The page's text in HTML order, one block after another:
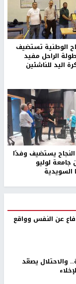
الوطنية تستضيف
الراحل مفيد
اليد للناشئين
النجاح يستضيف وفدًا
جامعة لوليو
السويدية
عن النفس وواقع
يصعّد